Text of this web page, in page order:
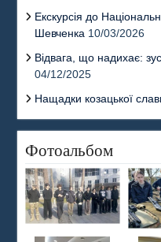
Екскурсія до
Шевченка 10/03/2026
Відвага, що надихає:
04/12/2025
Нащадки козацької
Фотоальбом